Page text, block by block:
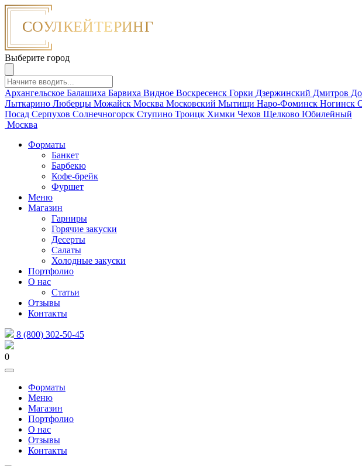
Выберите город
Архангельское Балашиха Барвиха Видное Воскресенск Горки Дзержинский Дмитров
Лыткарино Люберцы Можайск Москва Московский Мытищи Наро-Фоминск Ногинск
Посад Серпухов Солнечногорск Ступино Троицк Химки Чехов Щелково Юбилейный
Москва
Форматы
Банкет
Барбекю
Кофе-брейк
Фуршет
Меню
Магазин
Гарниры
Горячие закуски
Десерты
Салаты
Холодные закуски
Портфолио
О нас
Статьи
Отзывы
Контакты
8 (800) 302-50-45
0
Форматы
Меню
Магазин
Портфолио
О нас
Отзывы
Контакты